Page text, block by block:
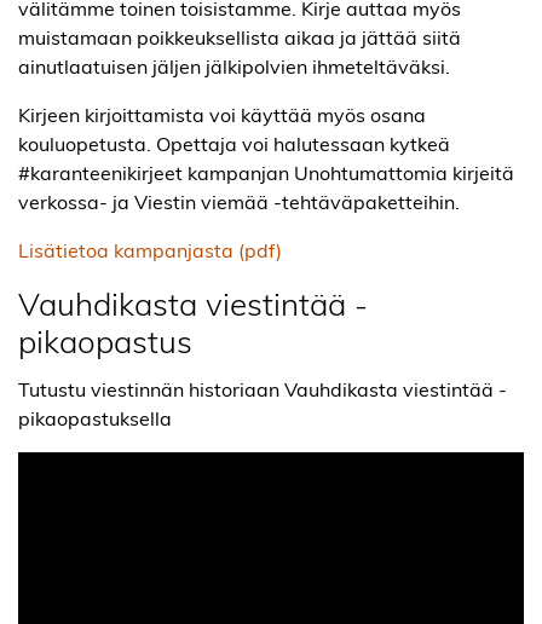
välitämme toinen toisistamme. Kirje auttaa myös
muistamaan poikkeuksellista aikaa ja jättää siitä
ainutlaatuisen jäljen jälkipolvien ihmeteltäväksi.
Kirjeen kirjoittamista voi käyttää myös osana
kouluopetusta. Opettaja voi halutessaan kytkeä
#karanteenikirjeet kampanjan Unohtumattomia kirjeitä
verkossa- ja Viestin viemää -tehtäväpaketteihin.
Lisätietoa kampanjasta (pdf)
Vauhdikasta viestintää -
pikaopastus
Tutustu viestinnän historiaan Vauhdikasta viestintää -
pikaopastuksella